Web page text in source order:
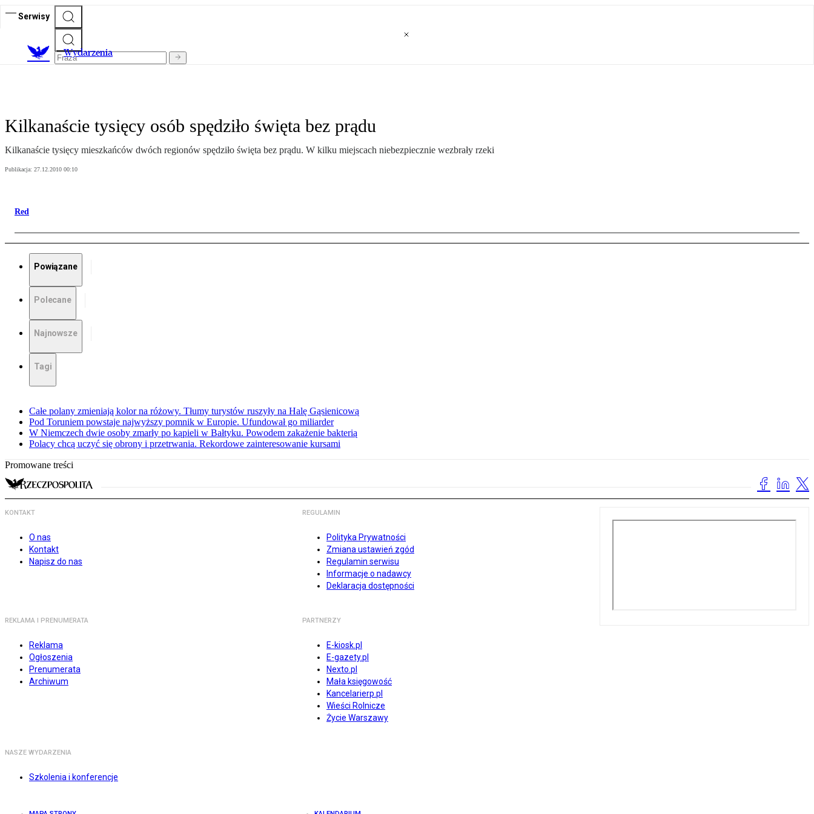
Serwisy
Wydarzenia
Kilkanaście tysięcy osób spędziło święta bez prądu
Kilkanaście tysięcy mieszkańców dwóch regionów spędziło święta bez prądu. W kilku miejscach niebezpiecznie wezbrały rzeki
Publikacja: 27.12.2010 00:10
Red
Powiązane
Polecane
Najnowsze
Tagi
Całe polany zmieniają kolor na różowy. Tłumy turystów ruszyły na Halę Gąsienicową
Pod Toruniem powstaje najwyższy pomnik w Europie. Ufundował go miliarder
W Niemczech dwie osoby zmarły po kąpieli w Bałtyku. Powodem zakażenie bakterią
Polacy chcą uczyć się obrony i przetrwania. Rekordowe zainteresowanie kursami
Promowane treści
KONTAKT
O nas
Kontakt
Napisz do nas
REGULAMIN
Polityka Prywatności
Zmiana ustawień zgód
Regulamin serwisu
Informacje o nadawcy
Deklaracja dostępności
REKLAMA I PRENUMERATA
Reklama
Ogłoszenia
Prenumerata
Archiwum
PARTNERZY
E-kiosk.pl
E-gazety.pl
Nexto.pl
Mała księgowość
Kancelarierp.pl
Wieści Rolnicze
Życie Warszawy
NASZE WYDARZENIA
Szkolenia i konferencje